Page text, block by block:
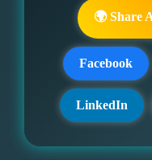
🌍 Share
Facebook
LinkedIn